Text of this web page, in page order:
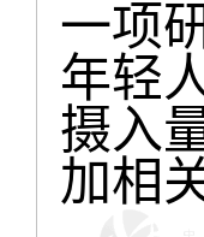
一项
年轻
摄入
加相